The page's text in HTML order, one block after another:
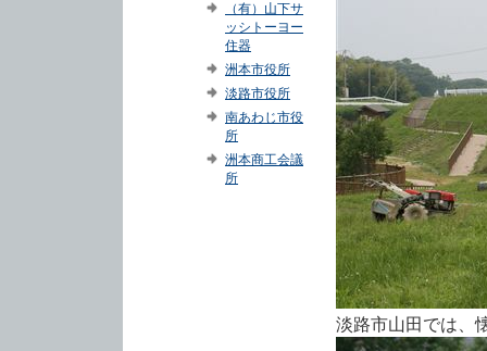
淡路市山田では、
（有）山下サ
ッシトーヨー
住器
洲本市役所
淡路市役所
南あわじ市役
所
洲本商工会議
所